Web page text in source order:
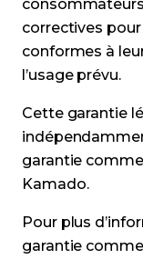
correctives
conformes à
l’usage prévu.
Cette garantie
garantie
Kamado.
Pour plus
garantie